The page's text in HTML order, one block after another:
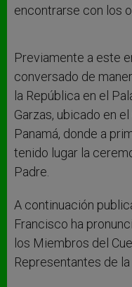
encontrarse con los
Previamente a este
conversado de
la República en el
Garzas, ubicado en
Panamá, donde a
tenido lugar la
Padre.
A continuación
Francisco ha
los Miembros del
Representantes de